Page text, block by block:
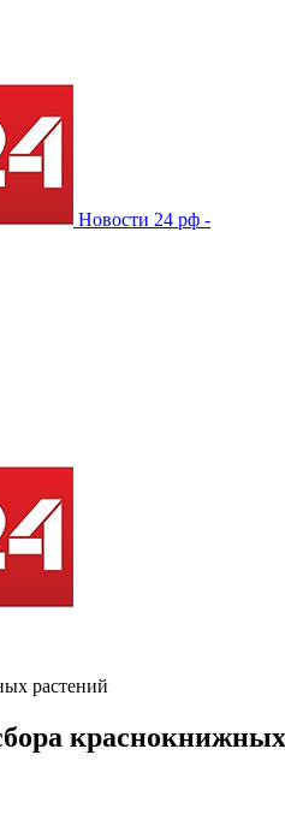
Новости 24 рф -
растений